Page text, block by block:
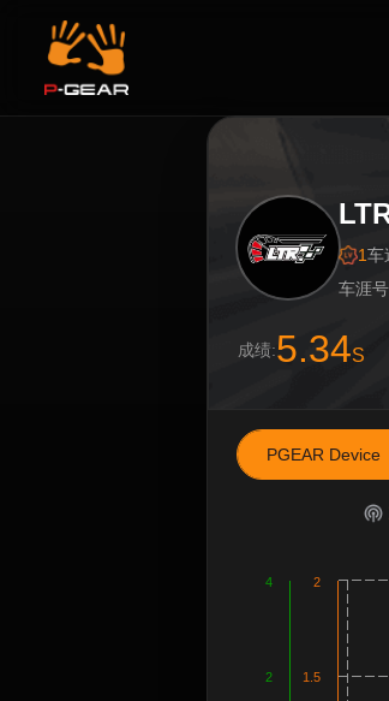
1车
车涯
成绩:5.34S
PGEAR Device
1.5
2
2
4